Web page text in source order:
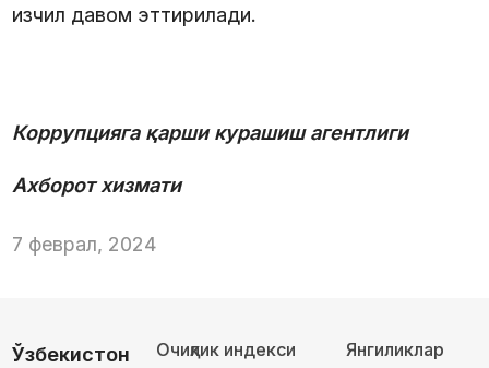
изчил давом эттирилади.
Коррупцияга қарши курашиш агентлиги
Ахборот хизмати
7 феврал, 2024
Ўзбекистон
Очиқлик индекси
Янгиликлар